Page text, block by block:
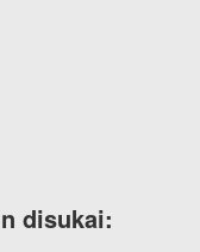
disukai: